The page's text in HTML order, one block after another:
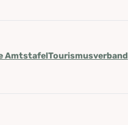
AmtstafelTourismusverband